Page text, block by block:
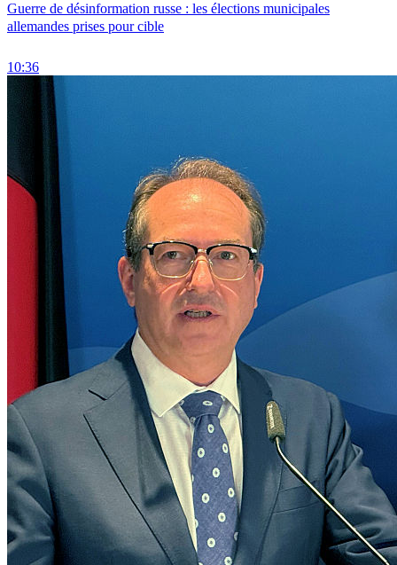
Guerre de désinformation russe : les élections municipales
allemandes prises pour cible
10:36